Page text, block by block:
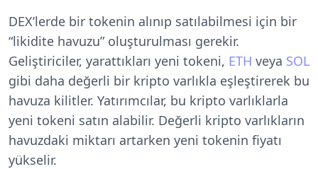
DEX’lerde bir tokenin alınıp satılabilmesi için bir
“likidite havuzu” oluşturulması gerekir.
Geliştiriciler, yarattıkları yeni tokeni, ETH veya SOL
gibi daha değerli bir kripto varlıkla eşleştirerek bu
havuza kilitler. Yatırımcılar, bu kripto varlıklarla
yeni tokeni satın alabilir. Değerli kripto varlıkların
havuzdaki miktarı artarken yeni tokenin fiyatı
yükselir.